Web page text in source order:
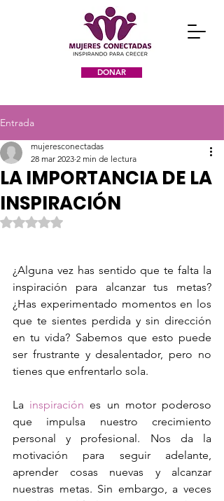
DONAR
Entrada
LA IMPORTANCIA DE LA
INSPIRACIÓN
mujeresconectadas
28 mar 2023 2 min de lectura
Obtuvo NaN de 5 estrellas.
¿Alguna vez has sentido que te falta la
inspiración para alcanzar tus metas?
¿Has experimentado momentos en los
que te sientes perdida y sin dirección
en tu vida? Sabemos que esto puede
ser frustrante y desalentador, pero no
tienes que enfrentarlo sola.
La inspiración es un motor poderoso
que impulsa nuestro crecimiento
personal y profesional. Nos da la
motivación para seguir adelante,
aprender cosas nuevas y alcanzar
nuestras metas. Sin embargo, a veces